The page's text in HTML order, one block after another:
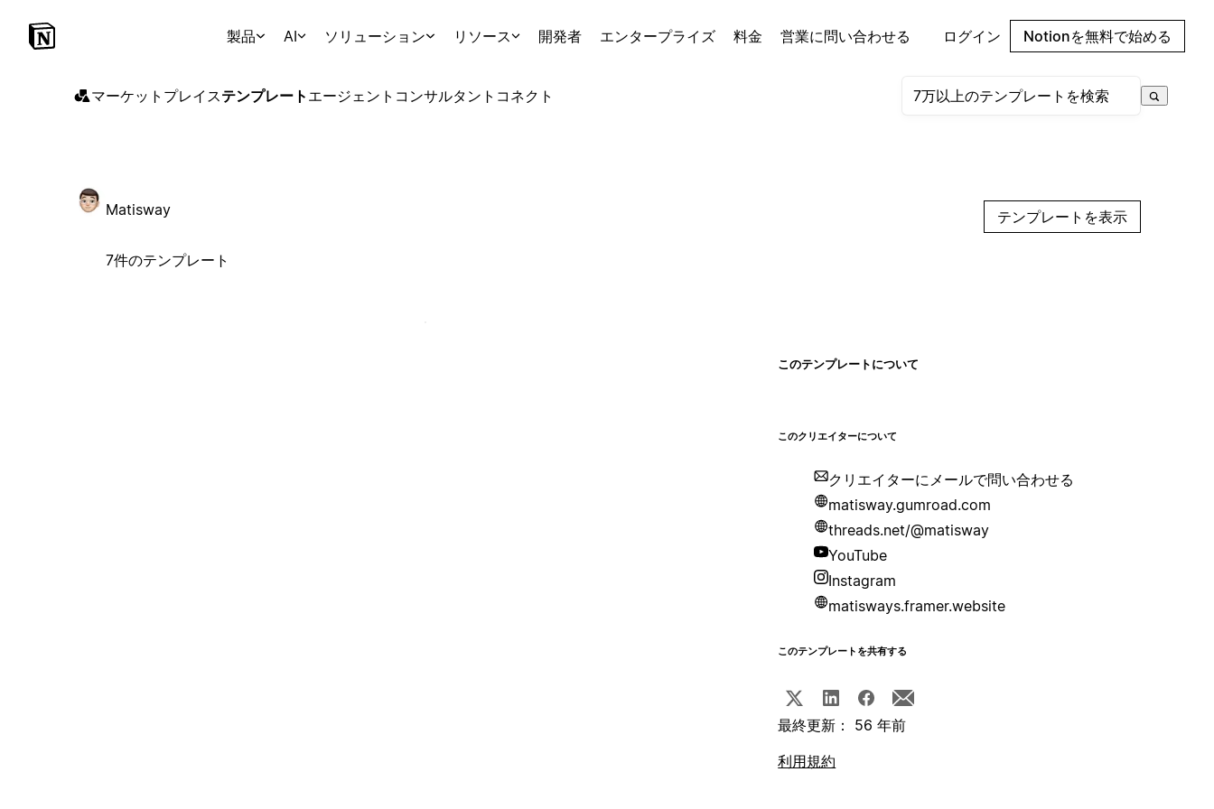
製品 AI ソリューション リソース 開発者 エンタープライズ 料金 営業に問い合わせる ログイン Notionを無料で始める
マーケットプレイステンプレート エージェント コンサルタント コネクト
Matisway
7件のテンプレート
テンプレートを表示
このテンプレートについて
このクリエイターについて
クリエイターにメールで問い合わせる
matisway.gumroad.com
threads.net/@matisway
YouTube
Instagram
matisways.framer.website
このテンプレートを共有する
最終更新： 56 年前
利用規約